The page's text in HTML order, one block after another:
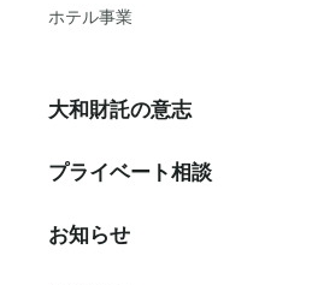
ホテル事業
大和財託の意志
プライベート相談
お知らせ